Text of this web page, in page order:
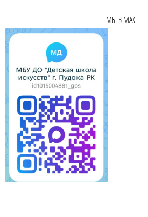
МЫ В MAX